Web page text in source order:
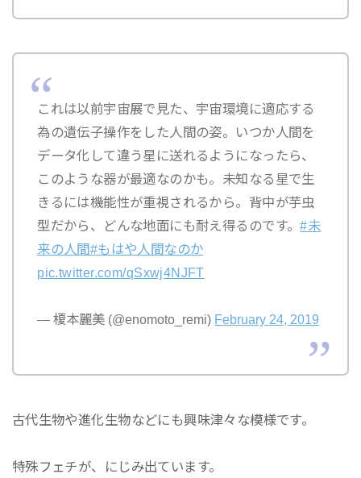
これは以前宇宙展で見た、宇宙環境に適応する
為の遺伝子操作をした人間の姿。いつか人間を
データ化して違う星に送れるようになったら、
このような器が最適なのかも。未知なる星で生
きるには機能性が重視されるから。背中が芋虫
型だから、どんな地面にも耐え得るのです。#未
来の人間#もはや人間なのか
pic.twitter.com/qSxwj4NJFT
— 榎本麗美 (@enomoto_remi) February 24, 2019
古代生物や進化生物などにも興味津々な模様です。
特殊フェチが、にじみ出ています。